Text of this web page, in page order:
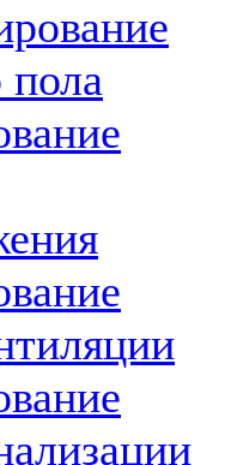
пола